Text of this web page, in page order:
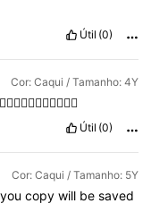
Útil (0)
Cor: Caqui / Tamanho: 4Y
Útil (0)
Cor: Caqui / Tamanho: 5Y
youcopywill besaved